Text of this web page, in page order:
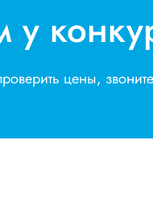
у
цены, звоните